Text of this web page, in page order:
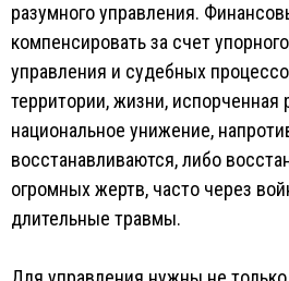
разумного управления.
компенсировать за счет
управления и судебных
территории, жизни, испорченная
национальное унижение,
восстанавливаются, либо
огромных жертв, часто через
длительные травмы.